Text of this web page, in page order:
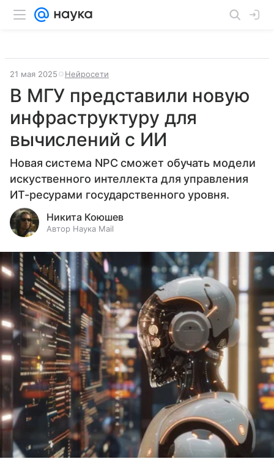
21 мая 2025 Нейросети
В МГУ представили новую
инфраструктуру для
вычислений с ИИ
Новая система NPC сможет обучать модели
искуственного интеллекта для управления
ИТ-ресурами государственного уровня.
Никита Коюшев
Автор Наука Mail